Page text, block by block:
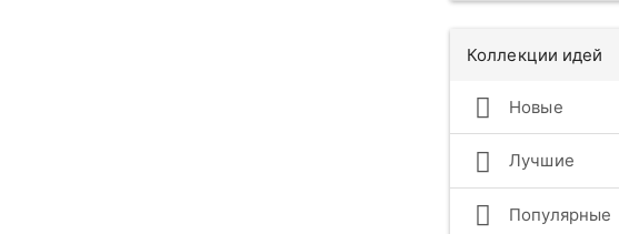
Коллекции идей
Новые
Лучшие
Популярные